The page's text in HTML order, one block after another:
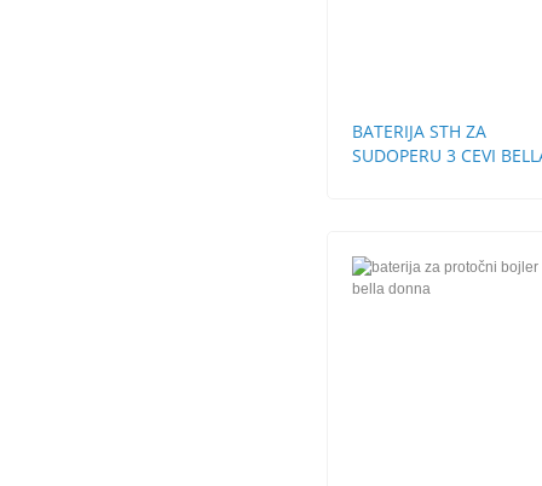
BATERIJA STH ZA
SUDOPERU 3 CEVI